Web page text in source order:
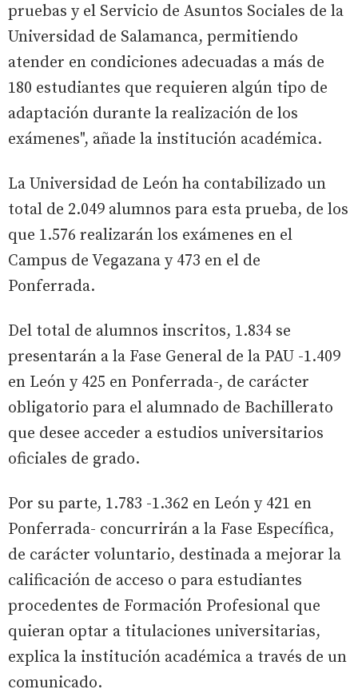
pruebas y el Servicio de Asuntos Sociales de la
Universidad de Salamanca, permitiendo
atender en condiciones adecuadas a más de
180 estudiantes que requieren algún tipo de
adaptación durante la realización de los
exámenes", añade la institución académica.
La Universidad de León ha contabilizado un
total de 2.049 alumnos para esta prueba, de los
que 1.576 realizarán los exámenes en el
Campus de Vegazana y 473 en el de
Ponferrada.
Del total de alumnos inscritos, 1.834 se
presentarán a la Fase General de la PAU -1.409
en León y 425 en Ponferrada-, de carácter
obligatorio para el alumnado de Bachillerato
que desee acceder a estudios universitarios
oficiales de grado.
Por su parte, 1.783 -1.362 en León y 421 en
Ponferrada- concurrirán a la Fase Específica,
de carácter voluntario, destinada a mejorar la
calificación de acceso o para estudiantes
procedentes de Formación Profesional que
quieran optar a titulaciones universitarias,
explica la institución académica a través de un
comunicado.